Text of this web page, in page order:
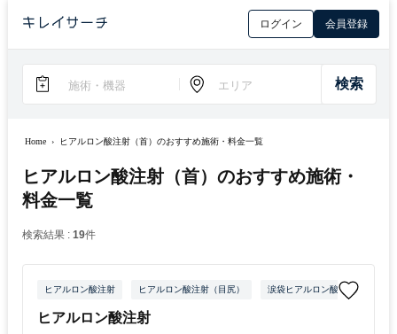
ログイン 会員登録
Home › ヒアルロン酸注射（首）のおすすめ施術・料金一覧
ヒアルロン酸注射（首）のおすすめ施術・
料金一覧
検索結果 : 19件
ヒアルロン酸注射 ヒアルロン酸注射（目尻） 涙袋ヒアルロン酸注射
ヒアルロン酸注射